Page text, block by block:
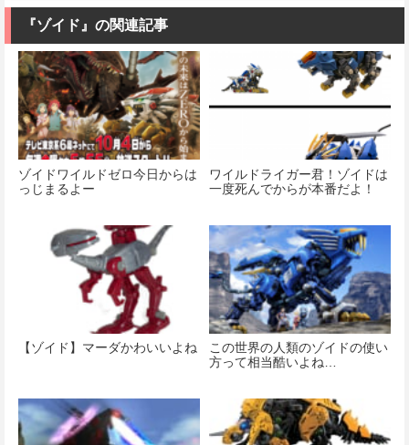
アリアル 1/100
スケール 色分
け済みプラモ
デル
価格：¥4,180
ケール 全高約
175mm
価格：¥8,820
みプラモデル
『ゾイド』の関連記事
ゾイドワイルドゼロ今日からは
っじまるよー
ワイルドライガー君！ゾイドは
一度死んでからが本番だよ！
【ゾイド】マーダかわいいよね
この世界の人類のゾイドの使い
方って相当酷いよね…